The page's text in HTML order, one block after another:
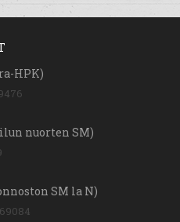
HPK)
nuorten SM)
SM la N)
69084